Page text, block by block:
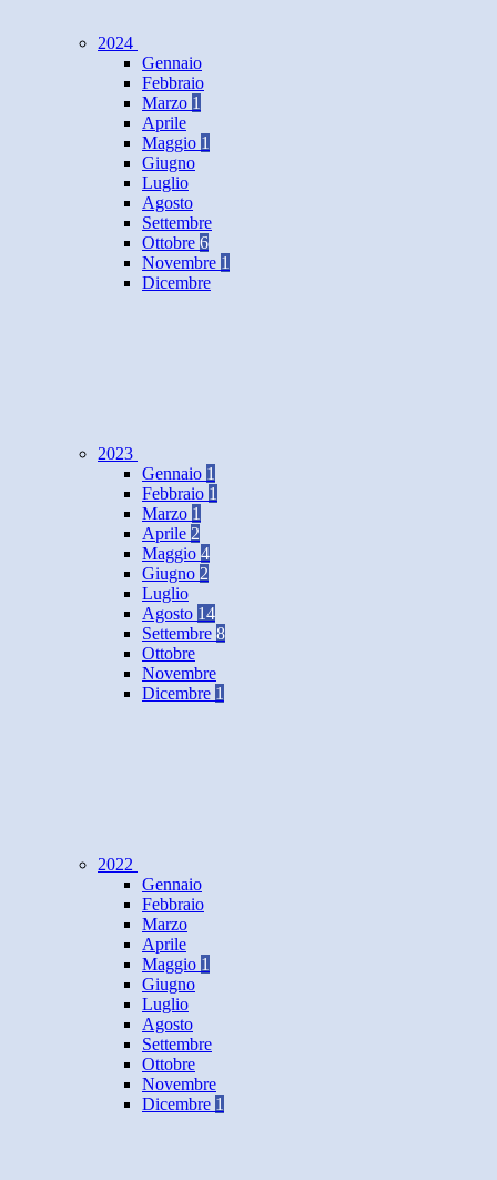
2024
Gennaio
Febbraio
Marzo 1
Aprile
Maggio 1
Giugno
Luglio
Agosto
Settembre
Ottobre 6
Novembre 1
Dicembre
2023
Gennaio 1
Febbraio 1
Marzo 1
Aprile 2
Maggio 4
Giugno 2
Luglio
Agosto 14
Settembre 8
Ottobre
Novembre
Dicembre 1
2022
Gennaio
Febbraio
Marzo
Aprile
Maggio 1
Giugno
Luglio
Agosto
Settembre
Ottobre
Novembre
Dicembre 1